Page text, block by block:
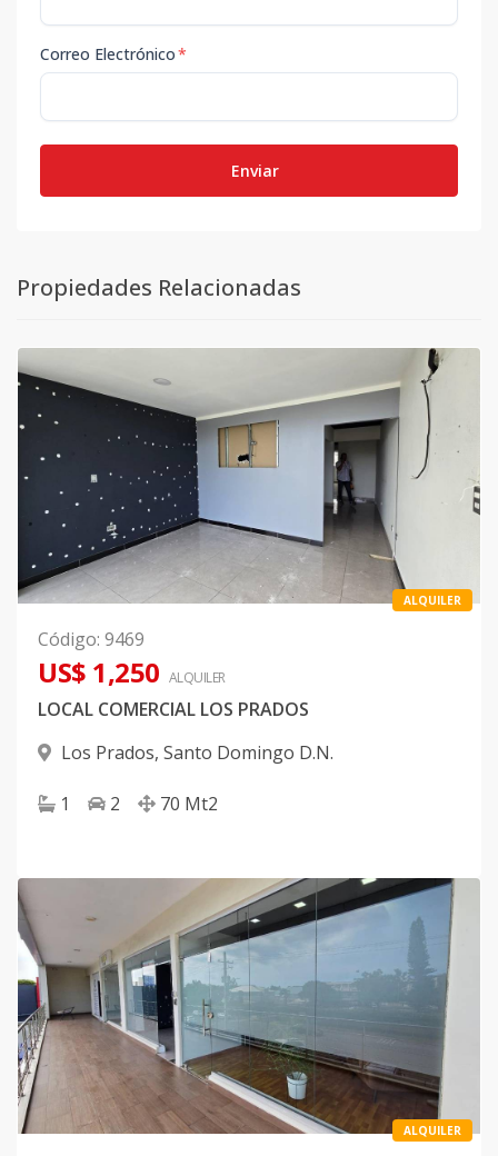
Correo Electrónico*
Enviar
Propiedades Relacionadas
ALQUILER
Código: 9469
US$ 1,250 ALQUILER
LOCAL COMERCIAL LOS PRADOS
Los Prados, Santo Domingo D.N.
1 2 70 Mt2
ALQUILER